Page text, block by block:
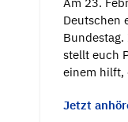
Am 23.
Deutschen
stellt euch
einem hilft,
Jetzt